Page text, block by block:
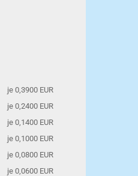
je 0,3900 EUR
je 0,2400 EUR
je 0,1400 EUR
je 0,1000 EUR
je 0,0800 EUR
je 0,0600 EUR